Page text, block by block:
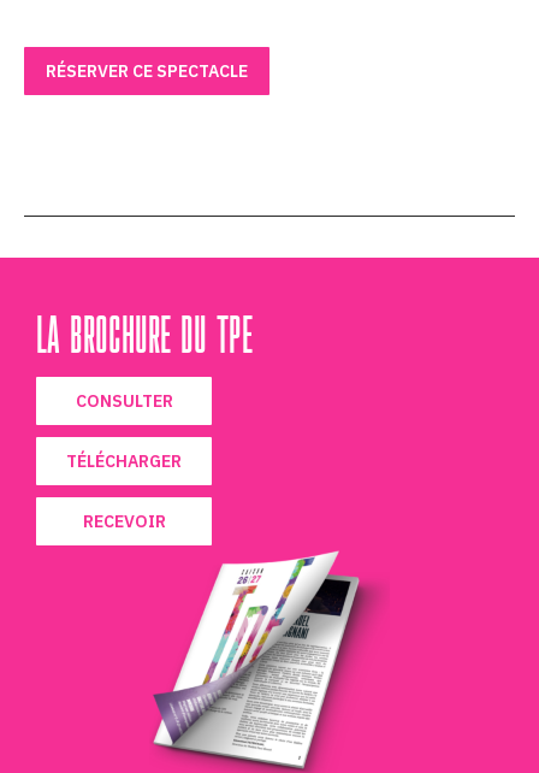
RÉSERVER CE SPECTACLE
LA BROCHURE DU TPE
CONSULTER
TÉLÉCHARGER
RECEVOIR